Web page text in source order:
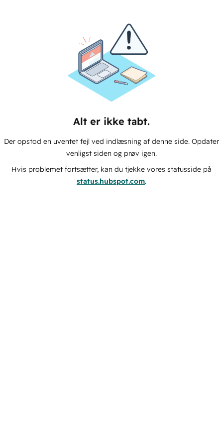
Alt er ikke tabt.
Der opstod en uventet fejl ved indlæsning af denne side. Opdater
venligst siden og prøv igen.
Hvis problemet fortsætter, kan du tjekke vores statusside på
status.hubspot.com.